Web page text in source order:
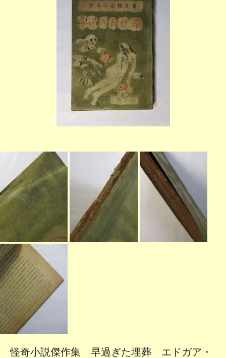
怪奇小説傑作集 早過ぎた埋葬 エドガア・